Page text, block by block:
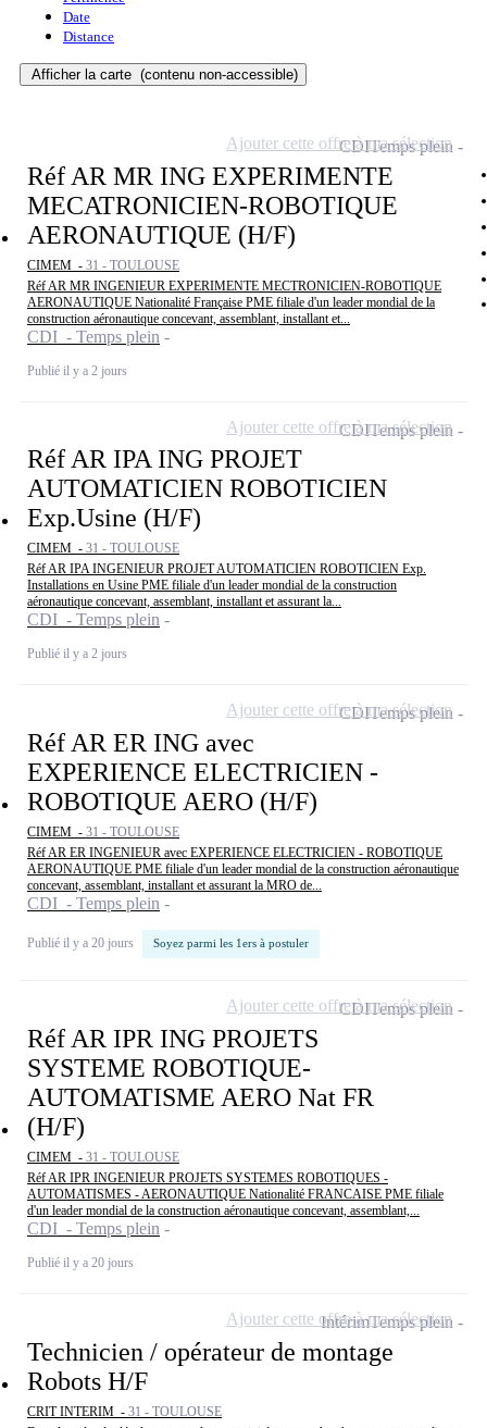
Date
Distance
Afficher la carte (contenu non-accessible)
Réf AR MR ING EXPERIMENTE
MECATRONICIEN-ROBOTIQUE
AERONAUTIQUE (H/F)
CIMEM - 31 - TOULOUSE
Réf AR MR INGENIEUR EXPERIMENTE MECTRONICIEN-ROBOTIQUE
AERONAUTIQUE Nationalité Française PME filiale d'un leader mondial de la
construction aéronautique concevant, assemblant, installant et...
CDI - Temps plein
Publié il y a 2 jours
CDITemps plein
Ajouter cette offre à ma sélection
Réf AR IPA ING PROJET
AUTOMATICIEN ROBOTICIEN
Exp.Usine (H/F)
CIMEM - 31 - TOULOUSE
Réf AR IPA INGENIEUR PROJET AUTOMATICIEN ROBOTICIEN Exp.
Installations en Usine PME filiale d'un leader mondial de la construction
aéronautique concevant, assemblant, installant et assurant la...
CDI - Temps plein
Publié il y a 2 jours
CDITemps plein
Ajouter cette offre à ma sélection
Réf AR ER ING avec
EXPERIENCE ELECTRICIEN -
ROBOTIQUE AERO (H/F)
CIMEM - 31 - TOULOUSE
Réf AR ER INGENIEUR avec EXPERIENCE ELECTRICIEN - ROBOTIQUE
AERONAUTIQUE PME filiale d'un leader mondial de la construction aéronautique
concevant, assemblant, installant et assurant la MRO de...
CDI - Temps plein
Publié il y a 20 jours Soyez parmi les 1ers à postuler
CDITemps plein
Ajouter cette offre à ma sélection
Réf AR IPR ING PROJETS
SYSTEME ROBOTIQUE-
AUTOMATISME AERO Nat FR
(H/F)
CIMEM - 31 - TOULOUSE
Réf AR IPR INGENIEUR PROJETS SYSTEMES ROBOTIQUES -
AUTOMATISMES - AERONAUTIQUE Nationalité FRANCAISE PME filiale
d'un leader mondial de la construction aéronautique concevant, assemblant,...
CDI - Temps plein
Publié il y a 20 jours
CDITemps plein
Ajouter cette offre à ma sélection
Technicien / opérateur de montage
Robots H/F
CRIT INTERIM - 31 - TOULOUSE
IntérimTemps plein
Ajouter cette offre à ma sélection